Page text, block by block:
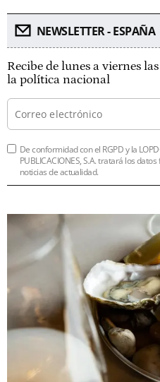
NEWSLETTER - ESPAÑA
Recibe de lunes a viernes
la política nacional
De conformidad con el RGPD y la
PUBLICACIONES, S.A. tratará los
noticias de actualidad.